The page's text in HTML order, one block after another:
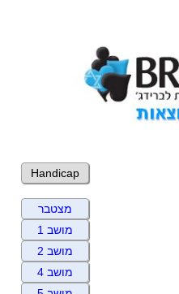
Handicap
מצטבר
מושב 1
מושב 2
מושב 4